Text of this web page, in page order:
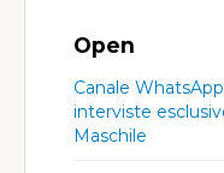
Open
Canale
interviste
Maschile